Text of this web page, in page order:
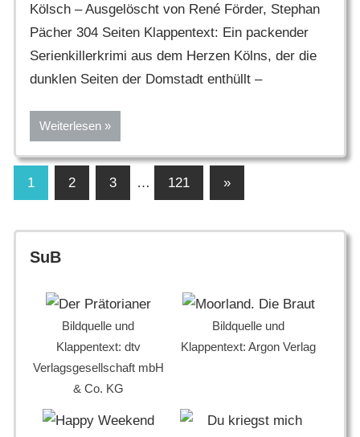
Kölsch – Ausgelöscht von René Förder, Stephan
Pächer 304 Seiten Klappentext: Ein packender
Serienkillerkrimi aus dem Herzen Kölns, der die
dunklen Seiten der Domstadt enthüllt –
Weiterlesen
Seitennummerierung
1 2 3 … 121
Nächste
Beiträge
»
SuB
Bildquelle und
Klappentext: dtv
Verlagsgesellschaft mbH
& Co. KG
Bildquelle und
Klappentext: Argon Verlag